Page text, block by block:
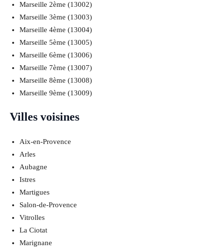
Marseille 2ème (13002)
Marseille 3ème (13003)
Marseille 4ème (13004)
Marseille 5ème (13005)
Marseille 6ème (13006)
Marseille 7ème (13007)
Marseille 8ème (13008)
Marseille 9ème (13009)
Villes voisines
Aix‑en‑Provence
Arles
Aubagne
Istres
Martigues
Salon‑de‑Provence
Vitrolles
La Ciotat
Marignane